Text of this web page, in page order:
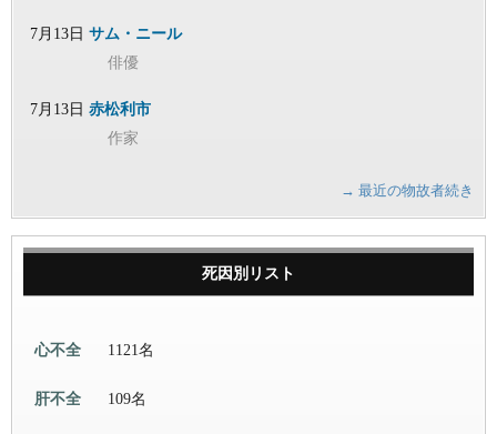
7月13日 サム・ニール
俳優
7月13日 赤松利市
作家
→ 最近の物故者続き
死因別リスト
心不全 1121名
肝不全 109名